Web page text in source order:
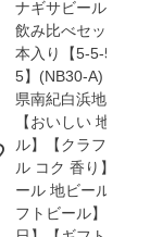
ナギサビール選べ
飲み比べセット
本入り【5-5-5-5-5-
5】(NB30-A) 和歌
県南紀白浜地ビー
【おいしい 地ビー
ル】【クラフトビ
ル コク 香り】【ビ
ール 地ビール クラ
フトビール】【父